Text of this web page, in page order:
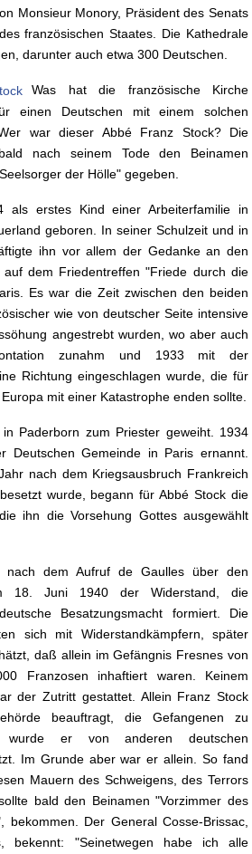
Monsieur Monory, Präsident des Senats
französischen Staates. Die Kathedrale
darunter auch etwa 300 Deutschen.
Was hat die französische Kirche
einen Deutschen mit einem solchen
war dieser Abbé Franz Stock? Die
nach seinem Tode den Beinamen
der Hölle" gegeben.
als erstes Kind einer Arbeiterfamilie in
geboren. In seiner Schulzeit und in
ihn vor allem der Gedanke an den
dem Friedentreffen "Friede durch die
Es war die Zeit zwischen den beiden
wie von deutscher Seite intensive
angestrebt wurden, wo aber auch
zunahm und 1933 mit der
Richtung eingeschlagen wurde, die für
mit einer Katastrophe enden sollte.
Paderborn zum Priester geweiht. 1934
Deutschen Gemeinde in Paris ernannt.
nach dem Kriegsausbruch Frankreich
wurde, begann für Abbé Stock die
ihn die Vorsehung Gottes ausgewählt
nach dem Aufruf de Gaulles über den
18. Juni 1940 der Widerstand, die
Besatzungsmacht formiert. Die
sich mit Widerstandkämpfern, später
daß allein im Gefängnis Fresnes von
Franzosen inhaftiert waren. Keinem
der Zutritt gestattet. Allein Franz Stock
beauftragt, die Gefangenen zu
wurde er von anderen deutschen
Im Grunde aber war er allein. So fand
Mauern des Schweigens, des Terrors
bald den Beinamen "Vorzimmer des
bekommen. Der General Cosse-Brissac,
bekennt: "Seinetwegen habe ich alle